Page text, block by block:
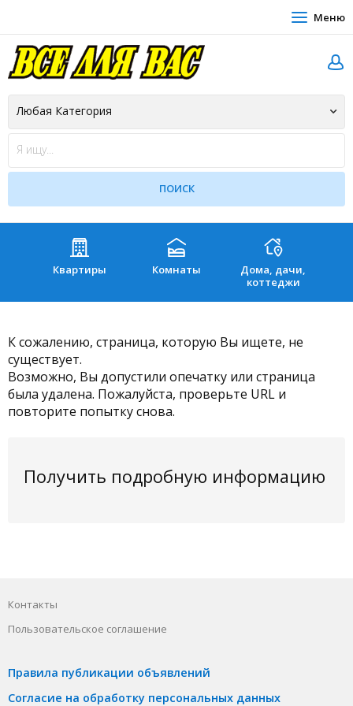
Меню
Квартиры Комнаты
Дома, дачи,
коттеджи
К сожалению, страница, которую Вы ищете, не
существует.
Возможно, Вы допустили опечатку или страница
была удалена. Пожалуйста, проверьте URL и
повторите попытку снова.
Получить подробную информацию
Контакты
Пользовательское соглашение
Правила публикации объявлений
Согласие на обработку персональных данных